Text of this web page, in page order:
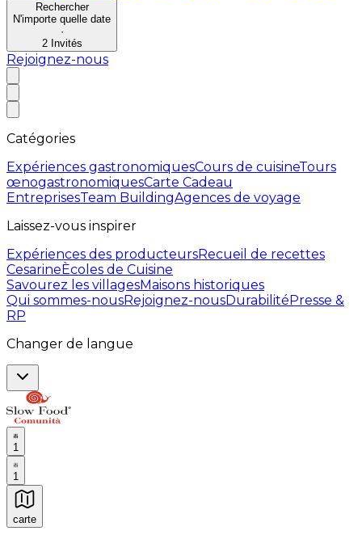
Rechercher
N'importe quelle date
·
2 Invités
Rejoignez-nous
Catégories
Expériences gastronomiquesCours de cuisineTours
œnogastronomiquesCarte Cadeau
EntreprisesTeam BuildingAgences de voyage
Laissez-vous inspirer
Expériences des producteursRecueil de recettes
CesarineÈcoles de Cuisine
Savourez les villagesMaisons historiques
Qui sommes-nousRejoignez-nousDurabilitéPresse &
RP
Changer de langue
1
1
carte